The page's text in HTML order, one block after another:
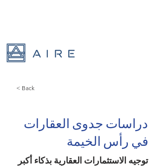
< Back
دراسات جدوى العقارات
في رأس الخيمة
توجيه الاستثمارات العقارية بذكاء أكبر